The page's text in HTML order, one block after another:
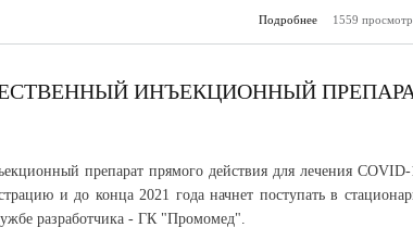
Подробнее
о МОК признал
1559
ИНЪЕКЦИОННЫЙ
препарат прямого действия для лечения COVID-
и до конца 2021 года начнет поступать в
разработчика - ГК "Промомед".